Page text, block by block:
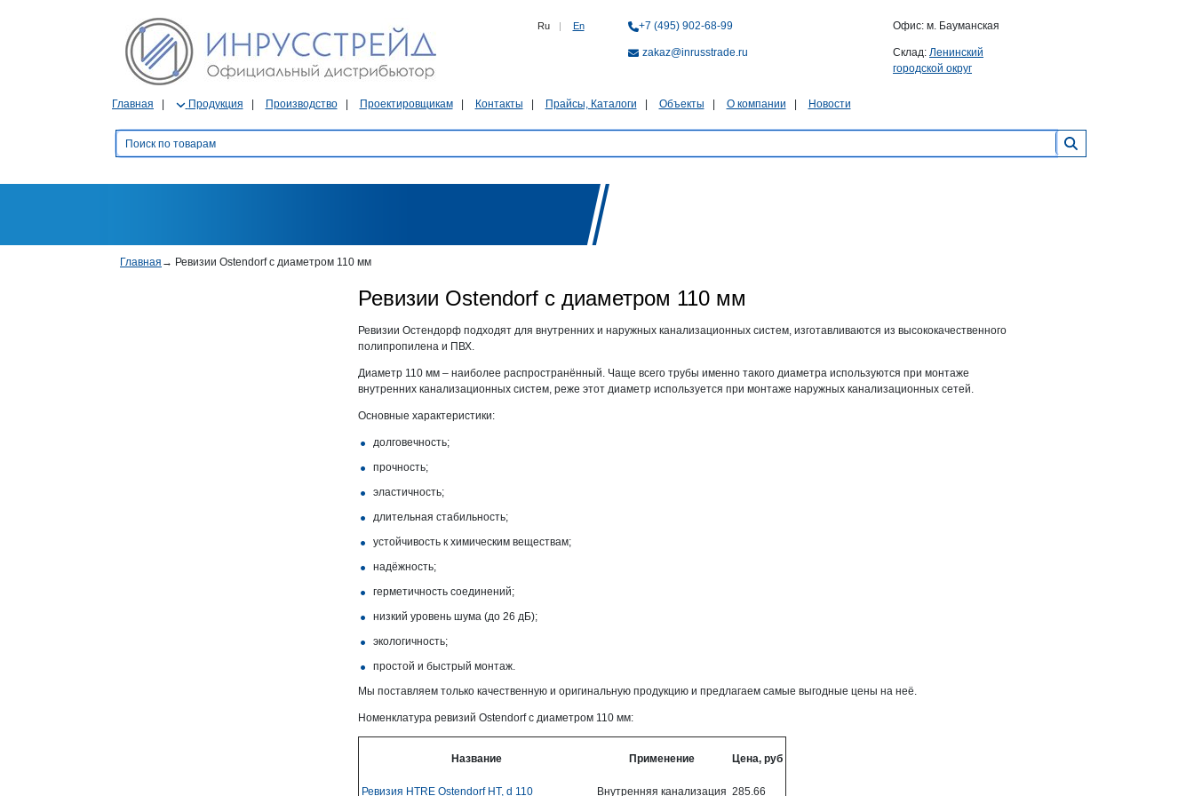
Ru | En +7 (495) 902-68-99
zakaz@inrusstrade.ru
Офис: м. Бауманская
Склад: Ленинский
городской округ
Главная Продукция Производство Проектировщикам Контакты Прайсы, Каталоги Объекты О компании Новости
Главная → Ревизии Ostendorf с диаметром 110 мм
Ревизии Ostendorf с диаметром 110 мм
Ревизии Остендорф подходят для внутренних и наружных канализационных систем, изготавливаются из высококачественного
полипропилена и ПВХ.
Диаметр 110 мм – наиболее распространённый. Чаще всего трубы именно такого диаметра используются при монтаже
внутренних канализационных систем, реже этот диаметр используется при монтаже наружных канализационных сетей.
Основные характеристики:
долговечность;
прочность;
эластичность;
длительная стабильность;
устойчивость к химическим веществам;
надёжность;
герметичность соединений;
низкий уровень шума (до 26 дБ);
экологичность;
простой и быстрый монтаж.
Мы поставляем только качественную и оригинальную продукцию и предлагаем самые выгодные цены на неё.
Номенклатура ревизий Ostendorf с диаметром 110 мм:
Название Применение Цена, руб
Ревизия HTRE Ostendorf HT, d 110 Внутренняя канализация 285.66